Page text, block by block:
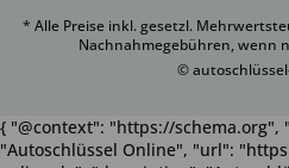
* Alle Preise inkl. gesetzl.
Nachnahmegebühren, wenn
©
{ "@context": "https://schema.org",
"Autoschlüssel Online", "url":